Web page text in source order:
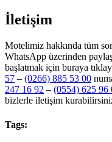
İletişim
Motelimiz hakkında tüm
WhatsApp üzerinden
başlatmak için buraya
57 – (0266) 885 53 00
247 16 92 – (0554) 625 96
bizlerle iletişim
Tags: